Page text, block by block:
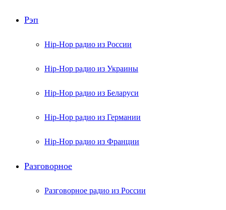
Рэп
Hip-Hop радио из России
Hip-Hop радио из Украины
Hip-Hop радио из Беларуси
Hip-Hop радио из Германии
Hip-Hop радио из Франции
Разговорное
Разговорное радио из России